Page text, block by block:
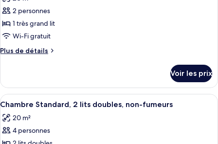
photos
pour
ce
type
de
Chambre
Standard,
1
très
grand
lit,
2 personnes
1 très grand lit
Wi-Fi gratuit
Plus de détails
Plus
le
type
de
Chambre
Standard,
Voir les prix
Afficher
toutes
les
photos
Une chambre d’hôtel avec un grand
4
Chambre Standard, 2 lits doubles, non-fumeurs
20 m²
4 personnes